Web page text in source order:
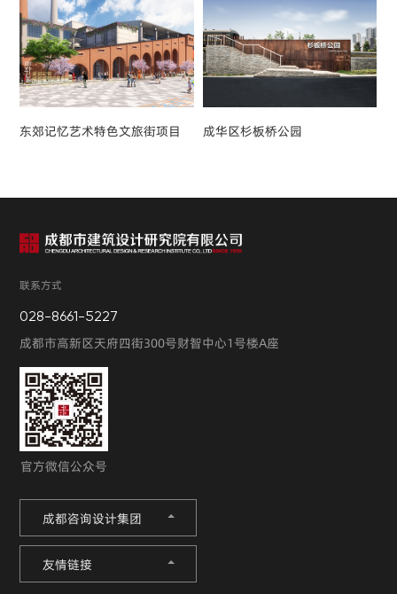
东郊记忆艺术特色文旅街项目 成华区杉板桥公园
联系方式
028-8661-5227
成都市高新区天府四街300号财智中心1号楼A座
官方微信公众号
成都咨询设计集团
友情链接